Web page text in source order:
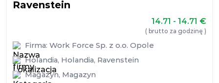
Ravenstein
14.71 - 14.71 €
( brutto za godzinę )
Firma: Work Force Sp. z o.o. Opole
Holandia, Holandia, Ravenstein
Magazyn, Magazyn